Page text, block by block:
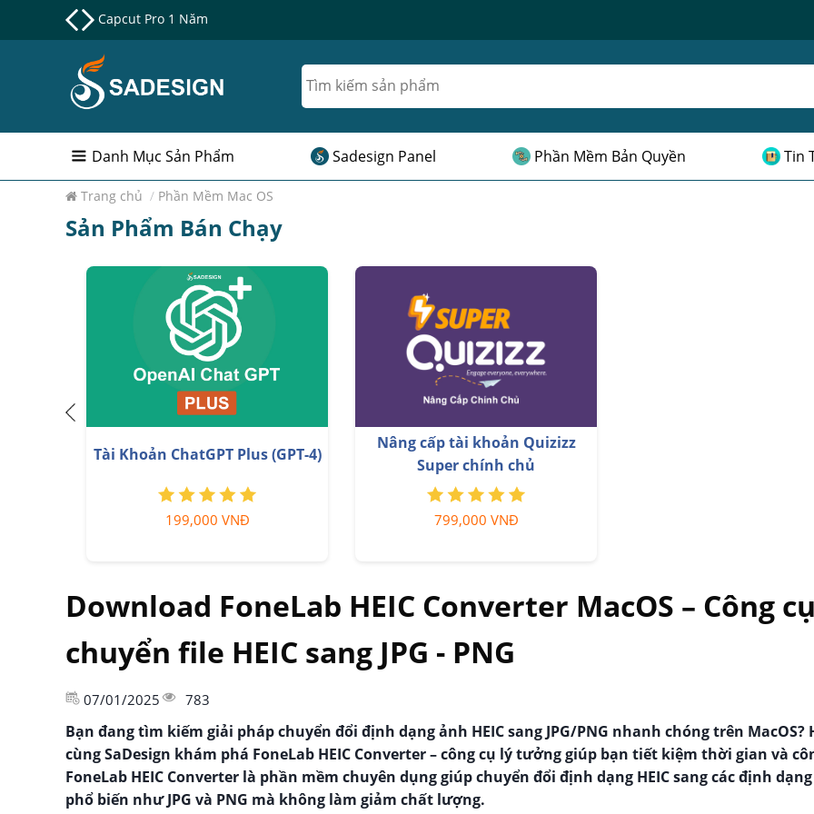
Nâng cấp Google One chính chủ Giá Siêu Rẻ
Danh Mục Sản Phẩm Sadesign Panel Phần Mềm Bản Quyền Tin
Trang chủ / Phần Mềm Mac OS
Sản Phẩm Bán Chạy
Nâng cấp Canva Pro giá rẻ
199,000 VNĐ
YouTube Premium Nâng cấp TK
Chính Chủ
199,000 VNĐ
Download FoneLab HEIC Converter MacOS – Công cụ
chuyển file HEIC sang JPG - PNG
07/01/2025 783
Bạn đang tìm kiếm giải pháp chuyển đổi định dạng ảnh HEIC sang JPG/PNG nhanh chóng trên MacOS?
cùng SaDesign khám phá FoneLab HEIC Converter – công cụ lý tưởng giúp bạn tiết kiệm thời gian và
FoneLab HEIC Converter là phần mềm chuyên dụng giúp chuyển đổi định dạng HEIC sang các định
phổ biến như JPG và PNG mà không làm giảm chất lượng.